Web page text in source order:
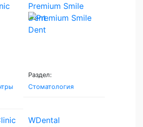
Premium Smile
Dent
Раздел:
Стоматология
WDental